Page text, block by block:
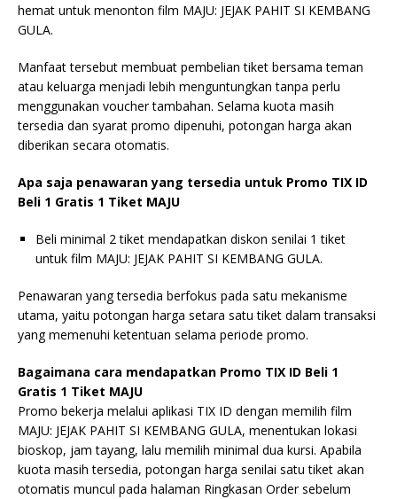
hemat untuk menonton film MAJU: JEJAK PAHIT SI KEMBANG
GULA.
Manfaat tersebut membuat pembelian tiket bersama teman
atau keluarga menjadi lebih menguntungkan tanpa perlu
menggunakan voucher tambahan. Selama kuota masih
tersedia dan syarat promo dipenuhi, potongan harga akan
diberikan secara otomatis.
Apa saja penawaran yang tersedia untuk Promo TIX ID
Beli 1 Gratis 1 Tiket MAJU
Beli minimal 2 tiket mendapatkan diskon senilai 1 tiket
untuk film MAJU: JEJAK PAHIT SI KEMBANG GULA.
Penawaran yang tersedia berfokus pada satu mekanisme
utama, yaitu potongan harga setara satu tiket dalam transaksi
yang memenuhi ketentuan selama periode promo.
Bagaimana cara mendapatkan Promo TIX ID Beli 1
Gratis 1 Tiket MAJU
Promo bekerja melalui aplikasi TIX ID dengan memilih film
MAJU: JEJAK PAHIT SI KEMBANG GULA, menentukan lokasi
bioskop, jam tayang, lalu memilih minimal dua kursi. Apabila
kuota masih tersedia, potongan harga senilai satu tiket akan
otomatis muncul pada halaman Ringkasan Order sebelum